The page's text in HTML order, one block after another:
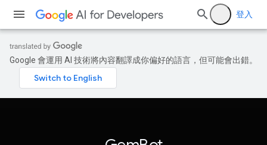
登入
Google 會運用 AI 技術將內容翻譯成你偏好的語言，但可能會出錯。